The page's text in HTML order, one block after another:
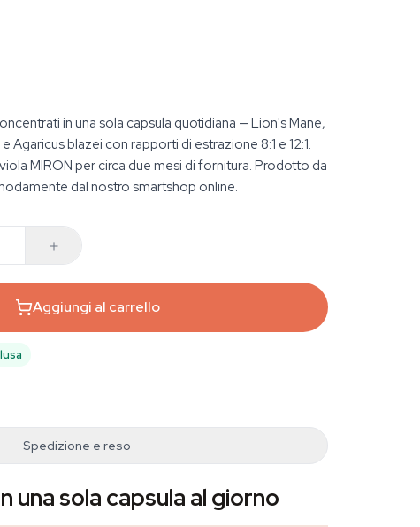
in una sola capsula quotidiana — Lion's Mane,
Agaricus blazei con rapporti di estrazione 8:1 e 12:1.
MIRON per circa due mesi di fornitura. Prodotto da
dal nostro smartshop online.
Aggiungi al carrello
Spedizione e reso
sola capsula al giorno